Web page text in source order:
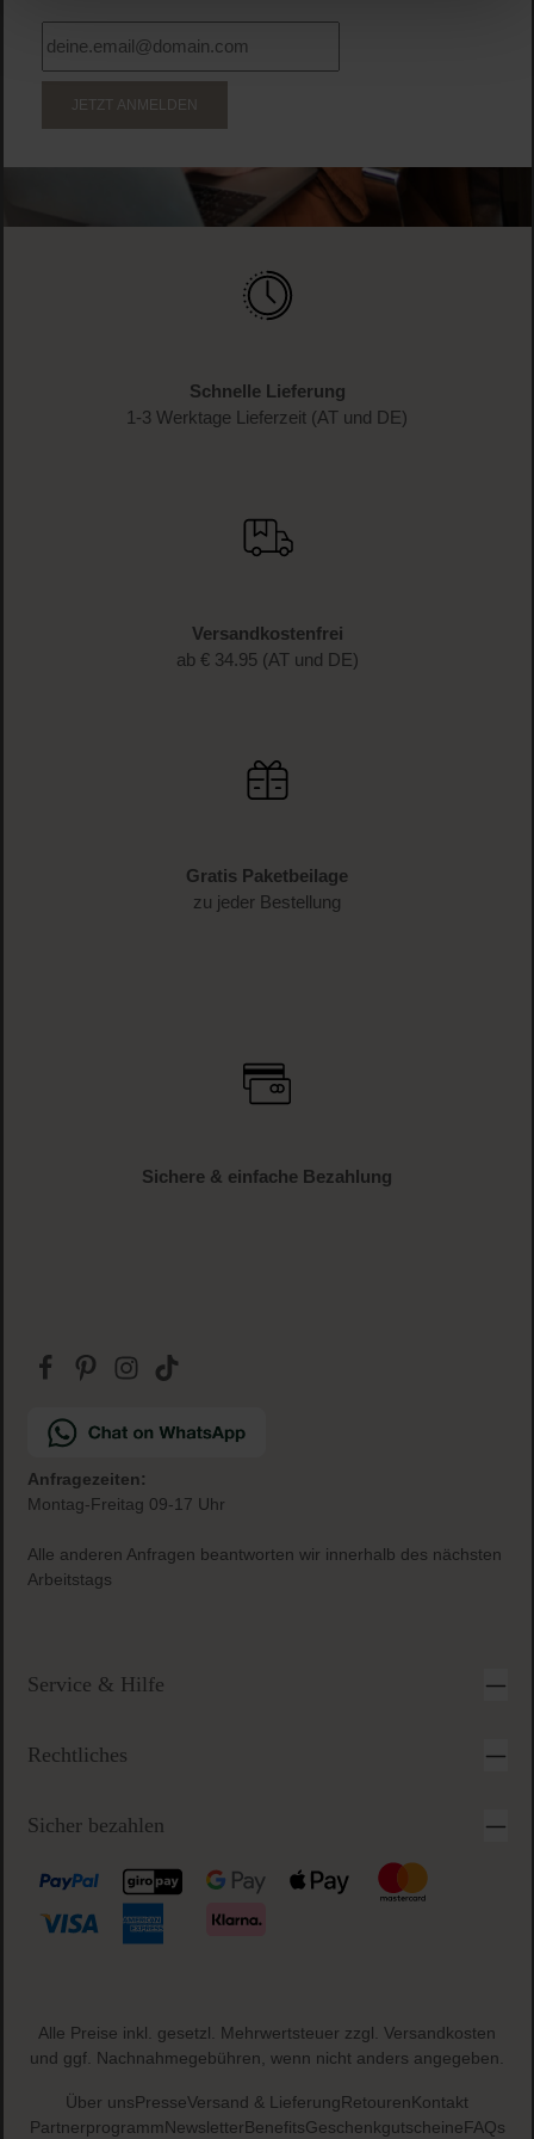
JETZT ANMELDEN
Schnelle Lieferung
1-3 Werktage Lieferzeit (AT und DE)
Versandkostenfrei
ab € 34.95 (AT und DE)
Gratis Paketbeilage
zu jeder Bestellung
Sichere & einfache Bezahlung
Anfragezeiten:
Montag-Freitag 09-17 Uhr
Alle anderen Anfragen beantworten wir innerhalb des nächsten
Arbeitstags
Service & Hilfe
Rechtliches
Sicher bezahlen
Alle Preise inkl. gesetzl. Mehrwertsteuer zzgl. Versandkosten
und ggf. Nachnahmegebühren, wenn nicht anders angegeben.
Über unsPresseVersand & LieferungRetourenKontakt
PartnerprogrammNewsletterBenefitsGeschenkgutscheineFAQs